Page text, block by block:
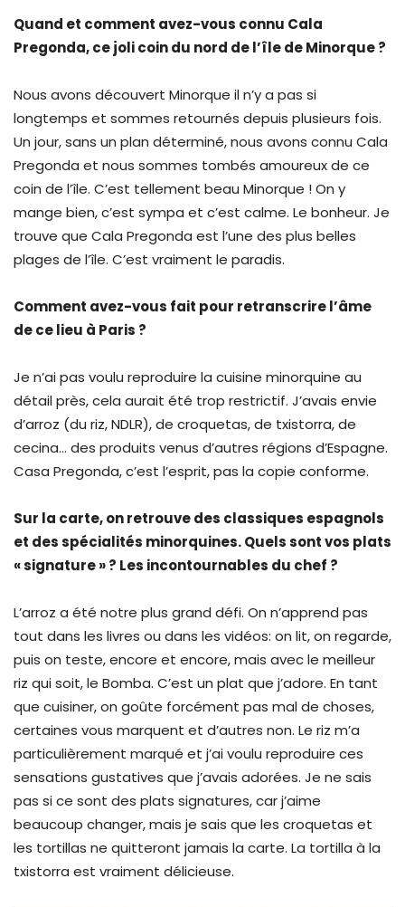
Quand et comment avez-vous connu Cala
Pregonda, ce joli coin du nord de l’île de Minorque ?
Nous avons découvert Minorque il n’y a pas si
longtemps et sommes retournés depuis plusieurs fois.
Un jour, sans un plan déterminé, nous avons connu Cala
Pregonda et nous sommes tombés amoureux de ce
coin de l’île. C’est tellement beau Minorque ! On y
mange bien, c’est sympa et c’est calme. Le bonheur. Je
trouve que Cala Pregonda est l’une des plus belles
plages de l’île. C’est vraiment le paradis.
Comment avez-vous fait pour retranscrire l’âme
de ce lieu à Paris ?
Je n’ai pas voulu reproduire la cuisine minorquine au
détail près, cela aurait été trop restrictif. J’avais envie
d’arroz (du riz, NDLR), de croquetas, de txistorra, de
cecina… des produits venus d’autres régions d’Espagne.
Casa Pregonda, c’est l’esprit, pas la copie conforme.
Sur la carte, on retrouve des classiques espagnols
et des spécialités minorquines. Quels sont vos plats
« signature » ? Les incontournables du chef ?
L’arroz a été notre plus grand défi. On n’apprend pas
tout dans les livres ou dans les vidéos: on lit, on regarde,
puis on teste, encore et encore, mais avec le meilleur
riz qui soit, le Bomba. C’est un plat que j’adore. En tant
que cuisiner, on goûte forcément pas mal de choses,
certaines vous marquent et d’autres non. Le riz m’a
particulièrement marqué et j’ai voulu reproduire ces
sensations gustatives que j’avais adorées. Je ne sais
pas si ce sont des plats signatures, car j’aime
beaucoup changer, mais je sais que les croquetas et
les tortillas ne quitteront jamais la carte. La tortilla à la
txistorra est vraiment délicieuse.